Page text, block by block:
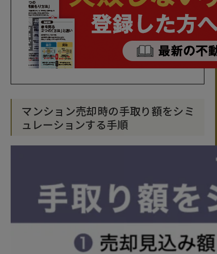
マンション売却時の手取り額をシミ
ュレーションする手順